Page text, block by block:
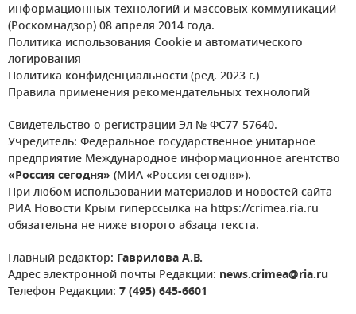
информационных технологий и массовых коммуникаций
(Роскомнадзор) 08 апреля 2014 года.
Политика использования Cookie и автоматического
логирования
Политика конфиденциальности (ред. 2023 г.)
Правила применения рекомендательных технологий
Свидетельство о регистрации Эл № ФС77-57640.
Учредитель: Федеральное государственное унитарное
предприятие Международное информационное агентство
«Россия сегодня» (МИА «Россия сегодня»).
При любом использовании материалов и новостей сайта
РИА Новости Крым гиперссылка на https://crimea.ria.ru
обязательна не ниже второго абзаца текста.
Главный редактор: Гаврилова А.В.
Адрес электронной почты Редакции: news.crimea@ria.ru
Телефон Редакции: 7 (495) 645-6601